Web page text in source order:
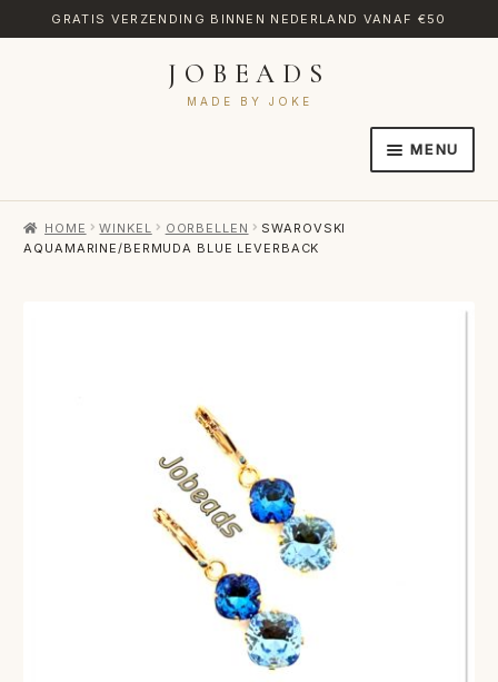
GRATIS VERZENDING BINNEN NEDERLAND VANAF €50
JOBEADS
MADE BY JOKE
MENU
AFREKENEN
HOME WINKEL OORBELLEN
SWAROVSKI
AQUAMARINE/BERMUDA BLUE LEVERBACK